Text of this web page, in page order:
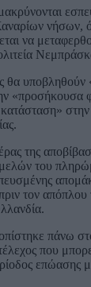
νήσων,
να
θα υποβληθούν
«προσήκουσα
στην
της
του
τον απόπλου
πάνω
που
επώασης